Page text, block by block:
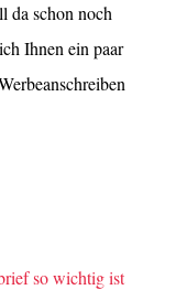
da schon noch
Ihnen ein paar
so wichtig ist